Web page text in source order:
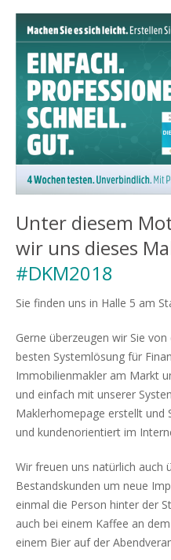
Unter diesem
wir uns dieses
#DKM2018
Sie finden uns in Halle 5 am
Gerne überzeugen wir Sie
besten Systemlösung für
Immobilienmakler am Markt
und einfach mit unserer
Maklerhomepage erstellt und
und kundenorientiert im
Wir freuen uns natürlich auch
Bestandskunden um neue
einmal die Person hinter der
auch bei einem Kaffee an
einem Bier auf der